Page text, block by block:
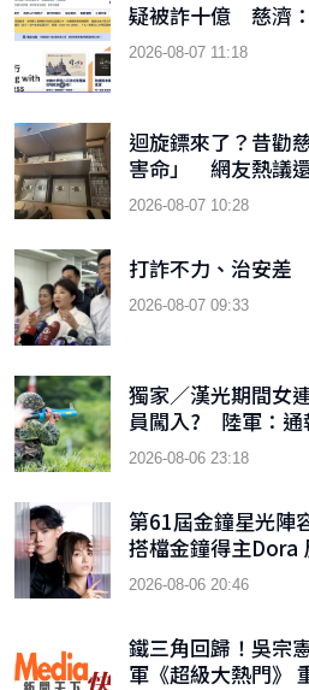
疑被詐十億 慈濟
2026-08-07 11:18
迴旋鏢來了？昔勸
害命」 網友熱議
2026-08-07 10:28
打詐不力、治安
2026-08-07 09:33
獨家／漢光期間女
員闖入? 陸軍：通
2026-08-06 23:18
第61屆金鐘星光陣
搭檔金鐘得主Dora
檔木木
2026-08-06 20:46
鐵三角回歸！吳宗
軍《超級大熱門》